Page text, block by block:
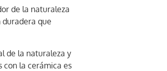
de la naturaleza
duradera que
de la naturaleza y
con la cerámica es